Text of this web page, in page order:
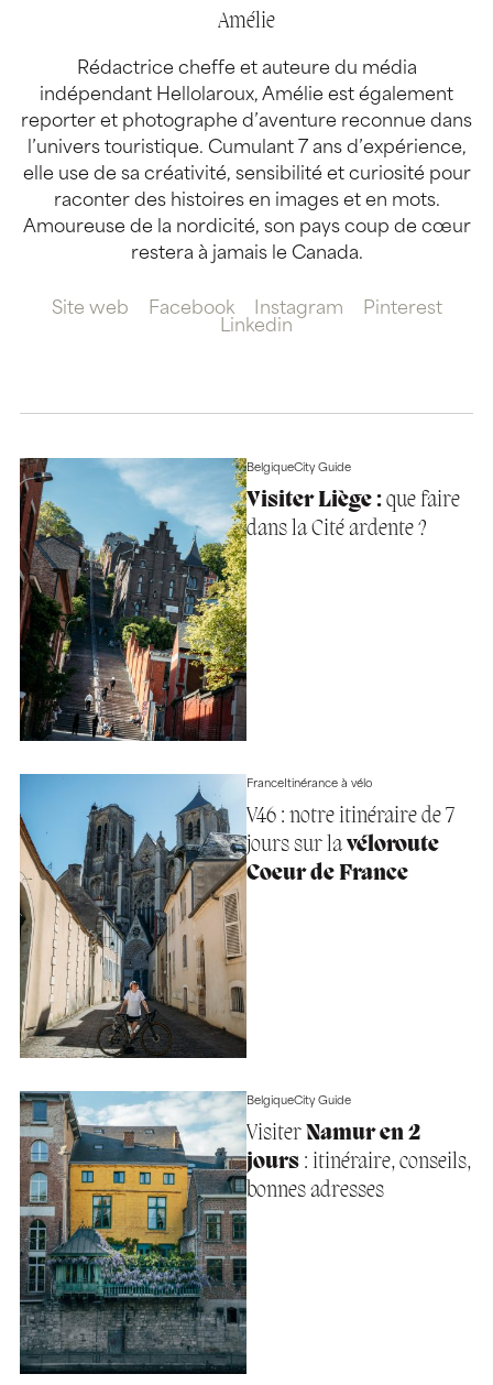
Amélie
Rédactrice cheffe et auteure du média
indépendant Hellolaroux, Amélie est également
reporter et photographe d’aventure reconnue dans
l’univers touristique. Cumulant 7 ans d’expérience,
elle use de sa créativité, sensibilité et curiosité pour
raconter des histoires en images et en mots.
Amoureuse de la nordicité, son pays coup de cœur
restera à jamais le Canada.
Site web Facebook Instagram
Pinterest
Linkedin
BelgiqueCity Guide
Visiter Liège :que faire
dans la Cité ardente ?
FranceItinérance à vélo
V46 : notre itinéraire de 7
jours sur lavéloroute
Coeur de France
BelgiqueCity Guide
VisiterNamur en 2
jours: itinéraire, conseils,
bonnes adresses